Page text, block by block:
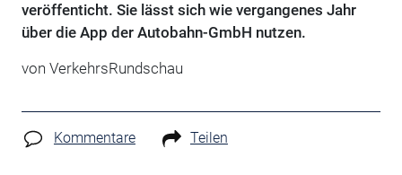
veröffenticht. Sie lässt sich wie vergangenes Jahr
über die App der Autobahn-GmbH nutzen.
von VerkehrsRundschau
Kommentare Teilen